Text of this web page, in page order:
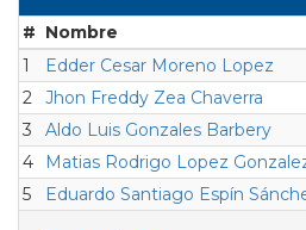
# Nombre
1
Edder Cesar Moreno Lopez
2
Jhon Freddy Zea Chaverra
3
Aldo Luis Gonzales Barbery
4
Matias Rodrigo Lopez
5
Eduardo Santiago Espín